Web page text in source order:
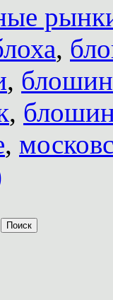
,
,
,
,